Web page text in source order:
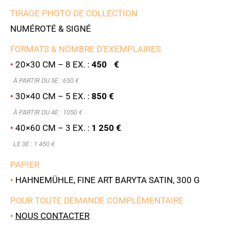
TIRAGE PHOTO DE COLLECTION
NUMÉROTÉ & SIGNÉ
FORMATS & NOMBRE D’EXEMPLAIRES
• 20×30 CM – 8 EX. : 450 €
À PARTIR DU 5E : 650 €
• 30×40 CM – 5 EX. : 850 €
À PARTIR DU 4E : 1050 €
• 40×60 CM – 3 EX. : 1 250 €
LE 3E : 1 450 €
PAPIER
• HAHNEMÜHLE, FINE ART BARYTA SATIN, 300 G
POUR TOUTE DEMANDE COMPLÉMENTAIRE
• NOUS CONTACTER